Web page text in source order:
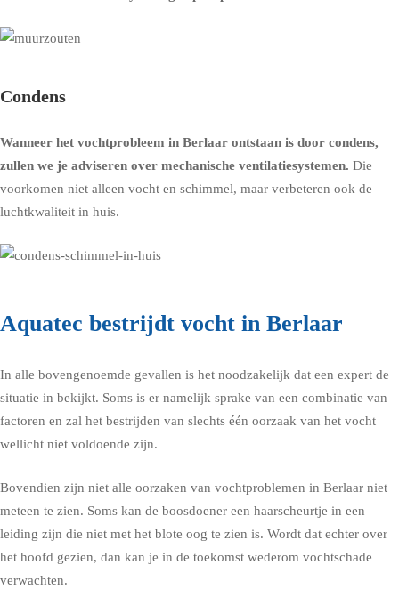
Condens
Wanneer het vochtprobleem in Berlaar ontstaan is door condens,
zullen we je adviseren over mechanische ventilatiesystemen. Die
voorkomen niet alleen vocht en schimmel, maar verbeteren ook de
luchtkwaliteit in huis.
Aquatec bestrijdt vocht in Berlaar
In alle bovengenoemde gevallen is het noodzakelijk dat een expert de
situatie in bekijkt. Soms is er namelijk sprake van een combinatie van
factoren en zal het bestrijden van slechts één oorzaak van het vocht
wellicht niet voldoende zijn.
Bovendien zijn niet alle oorzaken van vochtproblemen in Berlaar niet
meteen te zien. Soms kan de boosdoener een haarscheurtje in een
leiding zijn die niet met het blote oog te zien is. Wordt dat echter over
het hoofd gezien, dan kan je in de toekomst wederom vochtschade
verwachten.